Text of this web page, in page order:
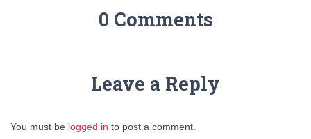
0 Comments
Leave a Reply
You must be logged in to post a comment.